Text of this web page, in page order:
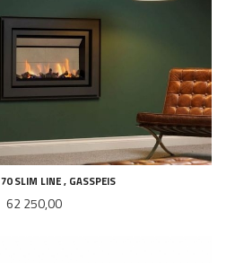
SLIM LINE , GASSPEIS
Pris
62 250,00